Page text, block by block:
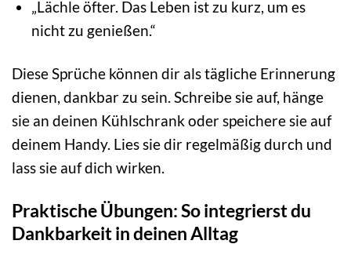
„Lächle öfter. Das Leben ist zu kurz, um es
nicht zu genießen.“
Diese Sprüche können dir als tägliche Erinnerung
dienen, dankbar zu sein. Schreibe sie auf, hänge
sie an deinen Kühlschrank oder speichere sie auf
deinem Handy. Lies sie dir regelmäßig durch und
lass sie auf dich wirken.
Praktische Übungen: So integrierst du
Dankbarkeit in deinen Alltag